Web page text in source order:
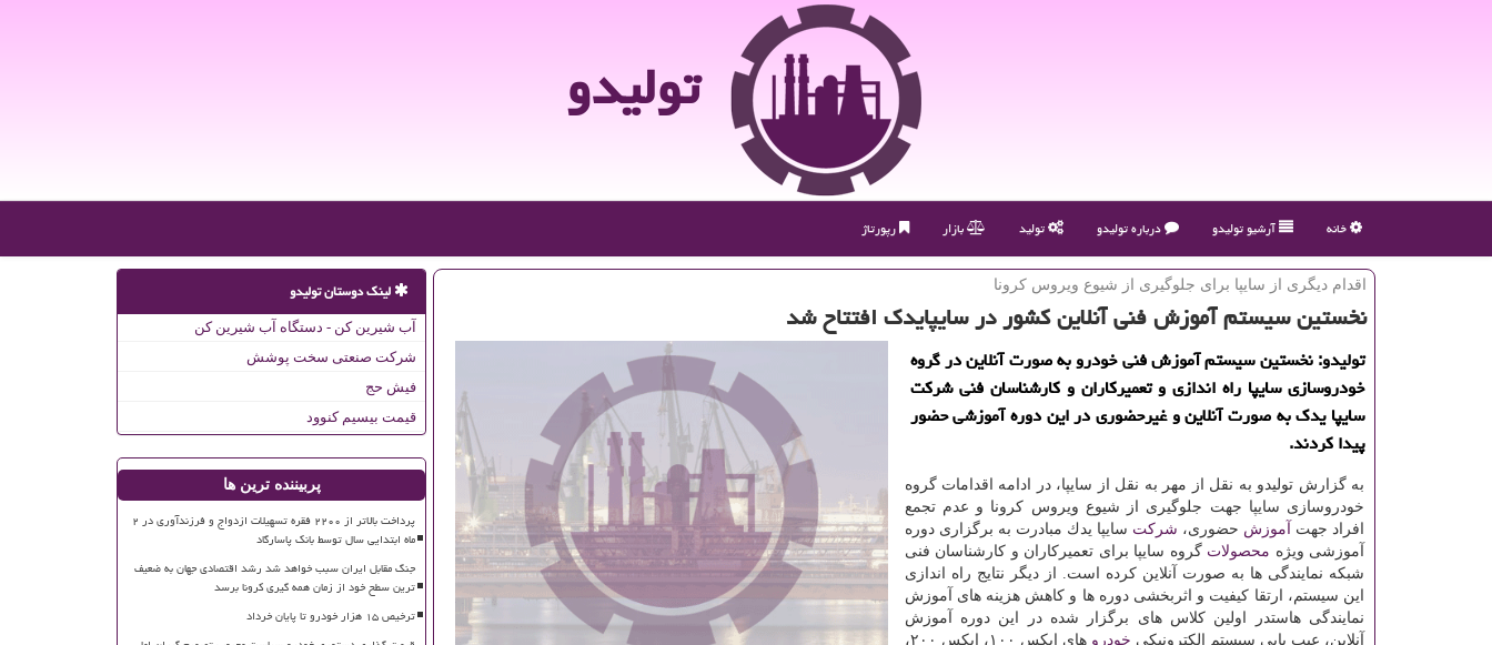
تولیدو
خانه آرشیو تولیدو درباره تولیدو تولید بازار رپورتاژ
اقدام دیگری از سایپا برای جلوگیری از شیوع ویروس كرونا
نخستین سیستم آموزش فنی آنلاین كشور در سایپایدك افتتاح شد
تولیدو: نخستین سیستم آموزش فنی خودرو به صورت آنلاین در گروه
خودروسازی سایپا راه اندازی و تعمیركاران و كارشناسان فنی شركت
سایپا یدك به صورت آنلاین و غیرحضوری در این دوره آموزشی حضور
پیدا كردند.
به گزارش تولیدو به نقل از مهر به نقل از سایپا، در ادامه اقدامات گروه
خودروسازی سایپا جهت جلوگیری از شیوع ویروس كرونا و عدم تجمع
افراد جهت
آموزش حضوری، شركت سایپا یدك مبادرت به برگزاری دوره
آموزشی ویژه محصولات گروه سایپا برای تعمیركاران و كارشناسان فنی
شبكه نمایندگی ها به صورت آنلاین كرده است. از دیگر نتایج راه اندازی
این سیستم، ارتقا كیفیت و اثربخشی دوره ها و كاهش هزینه های آموزش
نمایندگی هاستدر اولین كلاس های برگزار شده در این دوره آموزش
آنلاین، عیب یابی سیستم الكترونیكی خودرو
های ایكس ۱۰۰، ایكس ۲۰۰،
لینک دوستان تولیدو
آب شیرین کن - دستگاه آب شیرین کن
شرکت صنعتی سخت پوشش
فیش حج
قیمت بیسیم کنوود
پربیننده ترین ها
پرداخت بالاتر از ۲۲۰۰ فقره تسهیلات ازدواج و فرزندآوری در ۲
ماه ابتدایی سال توسط بانک پاسارگاد
جنگ مقابل ایران سبب خواهد شد رشد اقتصادی جهان به ضعیف
ترین سطح خود از زمان همه گیری کرونا برسد
ترخیص ۱۵ هزار خودرو تا پایان خرداد